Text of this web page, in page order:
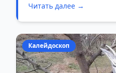
Читать далее →
Калейдоскоп